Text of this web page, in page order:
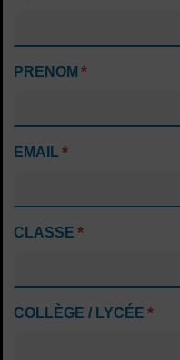
PRENOM *
EMAIL *
CLASSE *
COLLÈGE / LYCÉE *